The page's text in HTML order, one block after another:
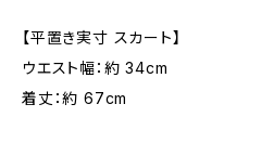
【平置き実寸 スカート】
ウエスト幅：約 34cm
着丈：約 67cm